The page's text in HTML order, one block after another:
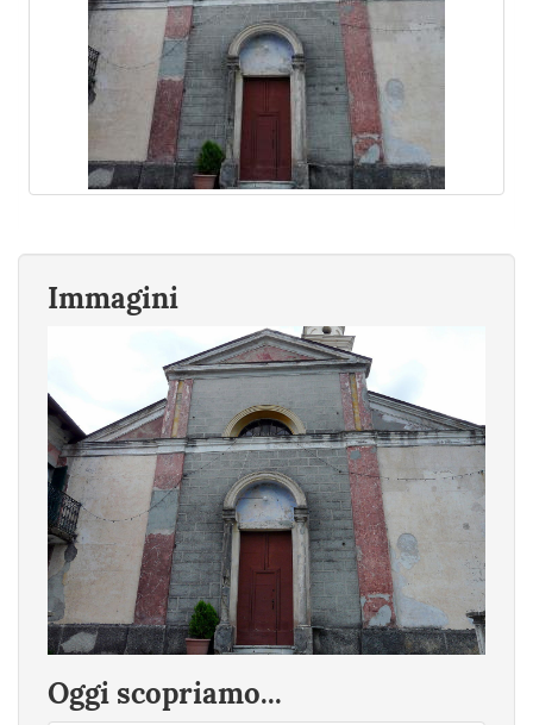
Immagini
Oggi scopriamo...